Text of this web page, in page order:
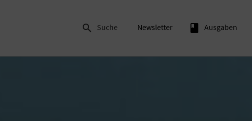
 Suche Newsletter book Ausgaben